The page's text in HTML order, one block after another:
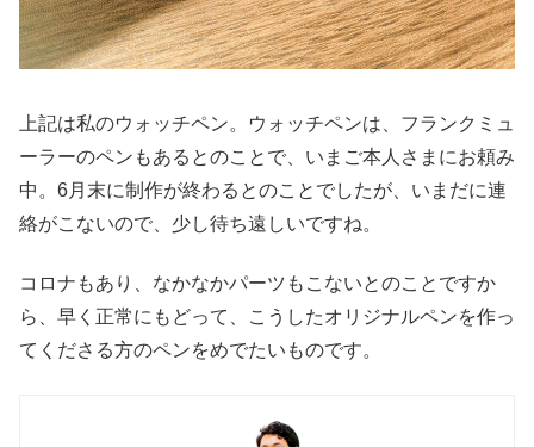
上記は私のウォッチペン。ウォッチペンは、フランクミュ
ーラーのペンもあるとのことで、いまご本人さまにお頼み
中。6月末に制作が終わるとのことでしたが、いまだに連
絡がこないので、少し待ち遠しいですね。
コロナもあり、なかなかパーツもこないとのことですか
ら、早く正常にもどって、こうしたオリジナルペンを作っ
てくださる方のペンをめでたいものです。